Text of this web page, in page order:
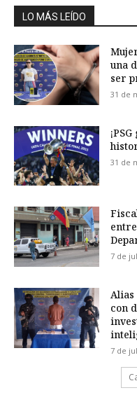
LO MÁS LEÍDO
una
ser
31 de
31 de
7 de
Alias
con
7 de